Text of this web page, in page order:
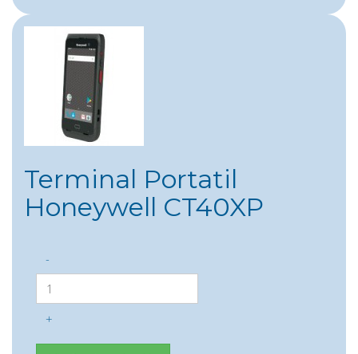
Terminal Portatil
Honeywell CT40XP
-
+